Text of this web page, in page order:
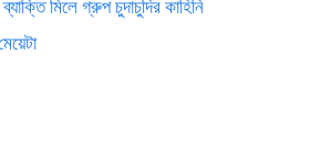
মিলে গ্রুপ চুদাচুদির কাহিনি